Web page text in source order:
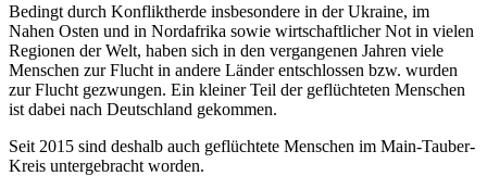
Bedingt durch Konfliktherde insbesondere in der Ukraine, im
Nahen Osten und in Nordafrika sowie wirtschaftlicher Not in vielen
Regionen der Welt, haben sich in den vergangenen Jahren viele
Menschen zur Flucht in andere Länder entschlossen bzw. wurden
zur Flucht gezwungen. Ein kleiner Teil der geflüchteten Menschen
ist dabei nach Deutschland gekommen.
Seit 2015 sind deshalb auch geflüchtete Menschen im Main-Tauber-
Kreis untergebracht worden.